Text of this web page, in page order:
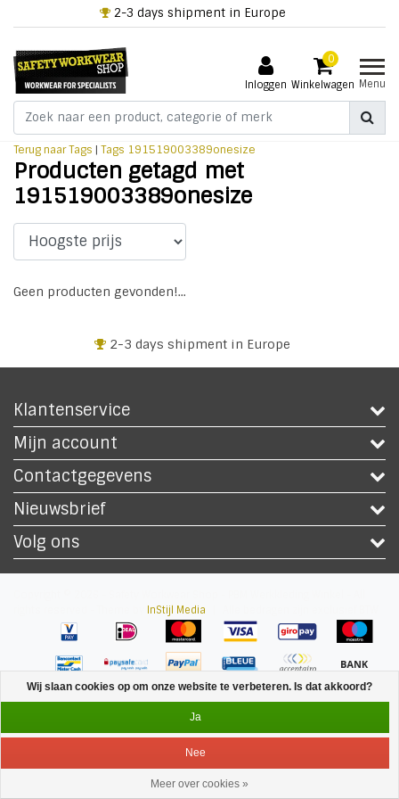
2-3 days shipment in Europe
Inloggen
0
Winkelwagen Menu
Terug naar Tags | Tags 191519003389onesize
Producten getagd met
191519003389onesize
Geen producten gevonden!...
2-3 days shipment in Europe
Klantenservice
Mijn account
Contactgegevens
Nieuwsbrief
Volg ons
InStijl Media
Menu Inloggen
Wij slaan cookies op om onze website te verbeteren. Is dat akkoord?
Ja
Nee
Meer over cookies »